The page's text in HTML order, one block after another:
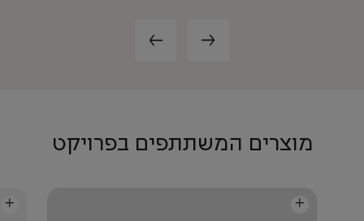
מוצרים המשתתפים בפרויקט
+
+